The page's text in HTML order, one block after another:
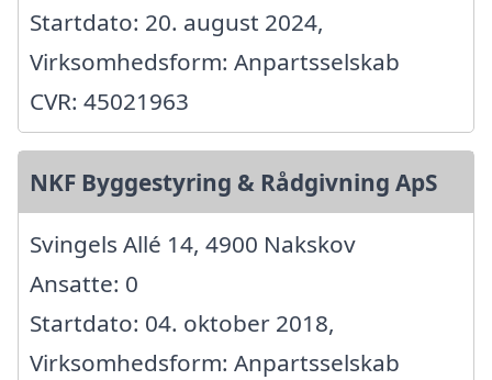
Startdato: 20. august 2024,
Virksomhedsform: Anpartsselskab
CVR: 45021963
NKF Byggestyring & Rådgivning ApS
Svingels Allé 14, 4900 Nakskov
Ansatte: 0
Startdato: 04. oktober 2018,
Virksomhedsform: Anpartsselskab